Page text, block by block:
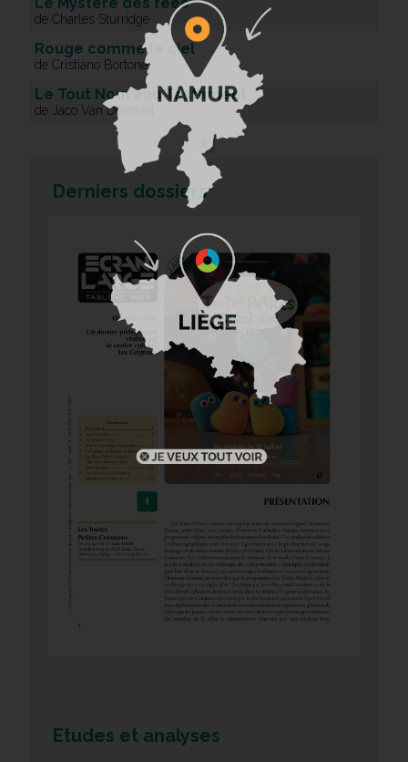
de Charles Sturridge
Rouge comme le ciel
de Cristiano Bortone
Le Tout Nouveau Testament
de Jaco Van Dormael
Derniers dossiers
Etudes et analyses